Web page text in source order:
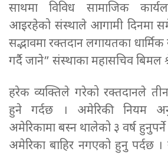
साथमा विविध सामाजिक
आइरहेको संस्थाले आगामी दिनमा
सद्भावमा रक्तदान लगायतका धार्मिक
गर्दै जाने” संस्थाका महासचिव बिमल
हरेक व्यक्तिले गरेको रक्तदानले
हुने गर्दछ । अमेरिकी नियम
अमेरिकामा बस्न थालेको ३ वर्ष
अमेरिका बाहिर नगएको हुनु पर्दछ ।